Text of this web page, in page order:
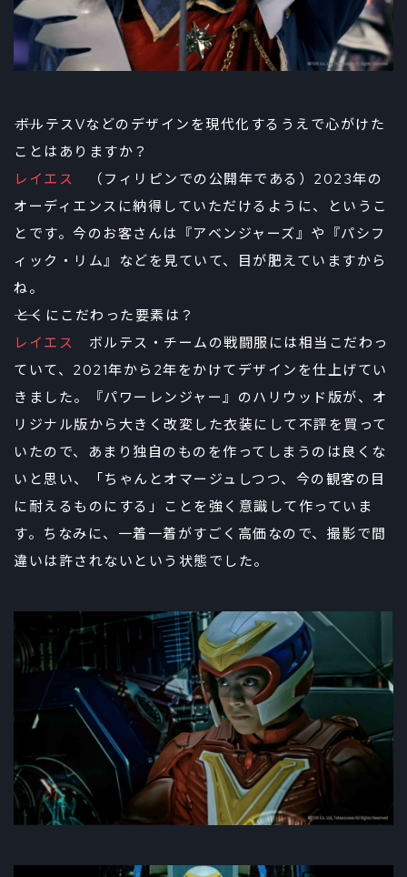
――ボルテスVなどのデザインを現代化するうえで心がけた
ことはありますか？
レイエス （フィリピンでの公開年である）2023年の
オーディエンスに納得していただけるように、というこ
とです。今のお客さんは『アベンジャーズ』や『パシフ
ィック・リム』などを見ていて、目が肥えていますから
ね。
――とくにこだわった要素は？
レイエス ボルテス・チームの戦闘服には相当こだわっ
ていて、2021年から2年をかけてデザインを仕上げてい
きました。『パワーレンジャー』のハリウッド版が、オ
リジナル版から大きく改変した衣装にして不評を買って
いたので、あまり独自のものを作ってしまうのは良くな
いと思い、「ちゃんとオマージュしつつ、今の観客の目
に耐えるものにする」ことを強く意識して作っていま
す。ちなみに、一着一着がすごく高価なので、撮影で間
違いは許されないという状態でした。